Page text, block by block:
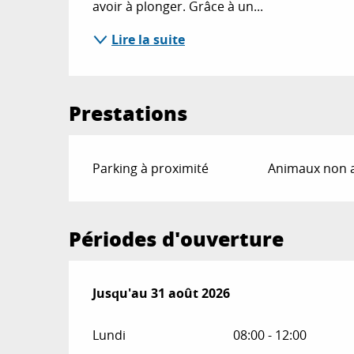
avoir à plonger. Grâce à un...
Lire la suite
Prestations
Parking à proximité Animaux non
Périodes d'ouverture
Du1 juillet 2026au31 août 2026
Jusqu'au 31 août 2026
Lundi 08:00 - 12:00